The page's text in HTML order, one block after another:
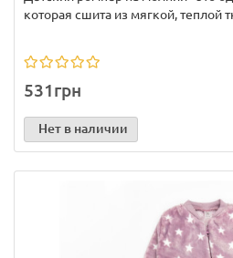
которая сшита из мягкой, теплой
531грн
Нет в наличии